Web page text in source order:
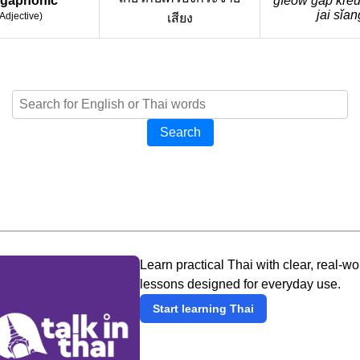
Adjective)
เสียง
jai
Search
Learn practical Thai with clear, real-
lessons designed for everyday use.
Start learning Thai